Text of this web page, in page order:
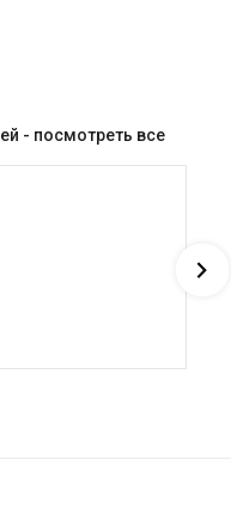
- посмотреть все